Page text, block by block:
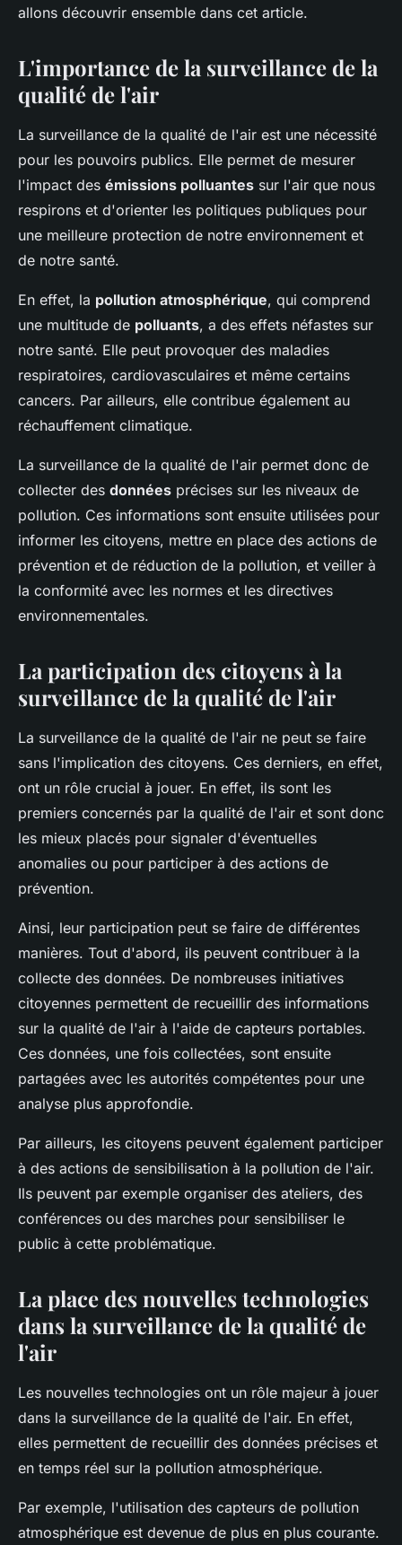
allons découvrir ensemble dans cet article.
L'importance de la surveillance de la
qualité de l'air
La surveillance de la qualité de l'air est une nécessité
pour les pouvoirs publics. Elle permet de mesurer
l'impact des émissions polluantes sur l'air que nous
respirons et d'orienter les politiques publiques pour
une meilleure protection de notre environnement et
de notre santé.
En effet, la pollution atmosphérique, qui comprend
une multitude de polluants, a des effets néfastes sur
notre santé. Elle peut provoquer des maladies
respiratoires, cardiovasculaires et même certains
cancers. Par ailleurs, elle contribue également au
réchauffement climatique.
La surveillance de la qualité de l'air permet donc de
collecter des données précises sur les niveaux de
pollution. Ces informations sont ensuite utilisées pour
informer les citoyens, mettre en place des actions de
prévention et de réduction de la pollution, et veiller à
la conformité avec les normes et les directives
environnementales.
La participation des citoyens à la
surveillance de la qualité de l'air
La surveillance de la qualité de l'air ne peut se faire
sans l'implication des citoyens. Ces derniers, en effet,
ont un rôle crucial à jouer. En effet, ils sont les
premiers concernés par la qualité de l'air et sont donc
les mieux placés pour signaler d'éventuelles
anomalies ou pour participer à des actions de
prévention.
Ainsi, leur participation peut se faire de différentes
manières. Tout d'abord, ils peuvent contribuer à la
collecte des données. De nombreuses initiatives
citoyennes permettent de recueillir des informations
sur la qualité de l'air à l'aide de capteurs portables.
Ces données, une fois collectées, sont ensuite
partagées avec les autorités compétentes pour une
analyse plus approfondie.
Par ailleurs, les citoyens peuvent également participer
à des actions de sensibilisation à la pollution de l'air.
Ils peuvent par exemple organiser des ateliers, des
conférences ou des marches pour sensibiliser le
public à cette problématique.
La place des nouvelles technologies
dans la surveillance de la qualité de
l'air
Les nouvelles technologies ont un rôle majeur à jouer
dans la surveillance de la qualité de l'air. En effet,
elles permettent de recueillir des données précises et
en temps réel sur la pollution atmosphérique.
Par exemple, l'utilisation des capteurs de pollution
atmosphérique est devenue de plus en plus courante.